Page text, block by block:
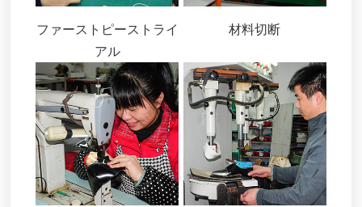
ファーストピーストライ
アル
材料切断